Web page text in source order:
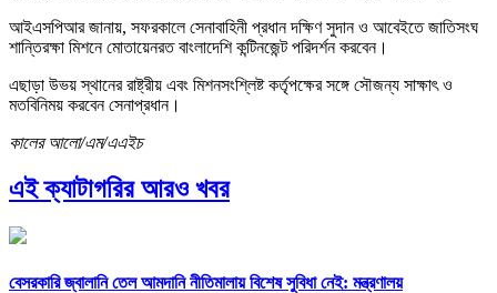
আইএসপিআর জানায়, সফরকালে সেনাবাহিনী প্রধান দক্ষিণ সুদান ও আবেইতে জাতিসংঘ
শান্তিরক্ষা মিশনে মোতায়েনরত বাংলাদেশি কন্টিনজেন্ট পরিদর্শন করবেন।
এছাড়া উভয় স্থানের রাষ্ট্রীয় এবং মিশনসংশ্লিষ্ট কর্তৃপক্ষের সঙ্গে সৌজন্য সাক্ষাৎ ও
মতবিনিময় করবেন সেনাপ্রধান।
কালের আলো/এম/এএইচ
এই ক্যাটাগরির আরও খবর
বেসরকারি জ্বালানি তেল আমদানি নীতিমালায় বিশেষ সুবিধা নেই: মন্ত্রণালয়